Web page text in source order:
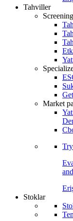
Tahviller
Market
Stoklar